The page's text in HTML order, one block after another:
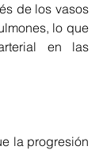
de los vasos
lo que
en las
la progresión